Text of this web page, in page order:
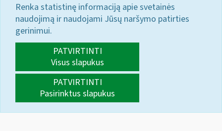
Renka statistinę informaciją apie svetainės
naudojimą ir naudojami Jūsų naršymo patirties
gerinimui.
PATVIRTINTI
Visus slapukus
PATVIRTINTI
Pasirinktus slapukus